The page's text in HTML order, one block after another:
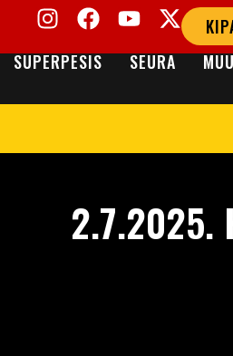
SUPERPESIS
SEURA
2.7.2025.